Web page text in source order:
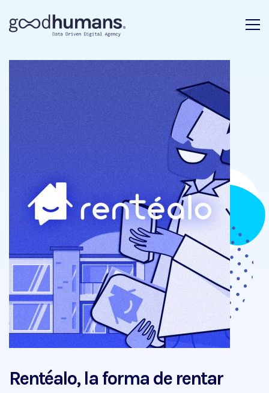
Rentéalo, la forma de rentar